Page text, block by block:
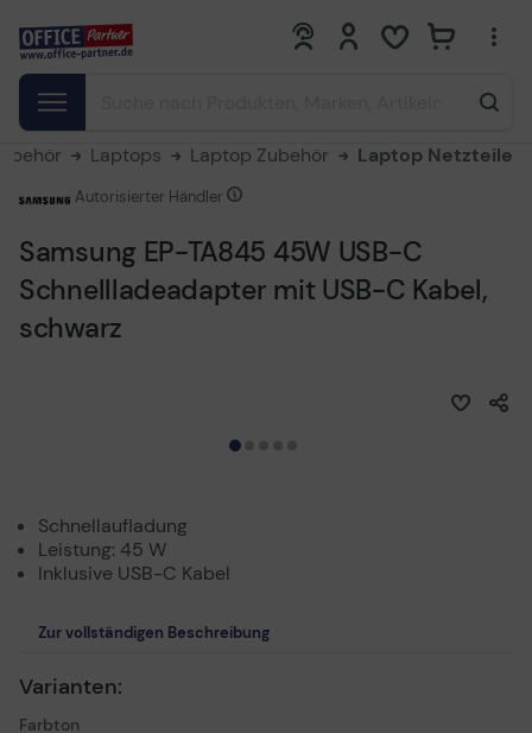
0 0
Laptops Laptop Zubehör Laptop Netzteile
Samsung EP-TA845 45W USB-C
Schnellladeadapter mit USB-C Kabel,
schwarz
Autorisierter Händler
Schnellaufladung
Leistung: 45 W
Inklusive USB-C Kabel
Zur vollständigen Beschreibung
Varianten:
Farbton